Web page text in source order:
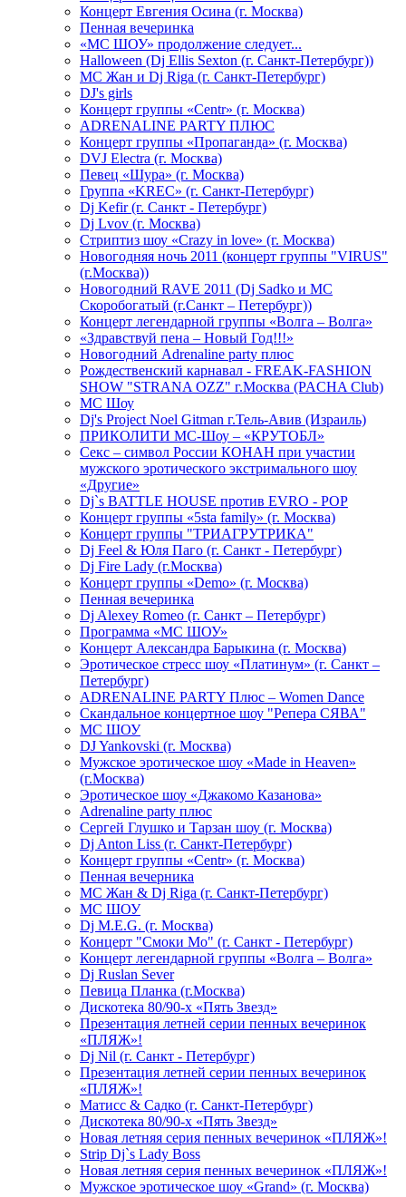
Концерт Евгения Осина (г. Москва)
Пенная вечеринка
«МС ШОУ» продолжение следует...
Halloween (Dj Ellis Sexton (г. Санкт-Петербург))
МС Жан и Dj Riga (г. Санкт-Петербург)
DJ's girls
Концерт группы «Centr» (г. Москва)
ADRENALINE PARTY ПЛЮС
Концерт группы «Пропаганда» (г. Москва)
DVJ Electra (г. Москва)
Певец «Шура» (г. Москва)
Группа «KREC» (г. Санкт-Петербург)
Dj Kefir (г. Санкт - Петербург)
Dj Lvov (г. Москва)
Стриптиз шоу «Crazy in love» (г. Москва)
Новогодняя ночь 2011 (концерт группы "VIRUS"
(г.Москва))
Новогодний RAVE 2011 (Dj Sadko и MC
Скоробогатый (г.Санкт – Петербург))
Концерт легендарной группы «Волга – Волга»
«Здравствуй пена – Новый Год!!!»
Новогодний Adrenaline party плюс
Рождественский карнавал - FREAK-FASHION
SHOW "STRANA OZZ" г.Москва (PACHA Club)
MC Шоу
Dj's Project Noel Gitman г.Тель-Авив (Израиль)
ПРИКОЛИТИ МС-Шоу – «КРУТОБЛ»
Секс – символ России КОНАН при участии
мужского эротического экстримального шоу
«Другие»
Dj`s BATTLE HOUSE против EVRO - POP
Концерт группы «5sta family» (г. Москва)
Концерт группы "ТРИАГРУТРИКА"
Dj Feel & Юля Паго (г. Санкт - Петербург)
Dj Fire Lady (г.Москва)
Концерт группы «Demo» (г. Москва)
Пенная вечеринка
Dj Alexey Romeo (г. Санкт – Петербург)
Программа «МС ШОУ»
Концерт Александра Барыкина (г. Москва)
Эротическое стресс шоу «Платинум» (г. Санкт –
Петербург)
ADRENALINE PARTY Плюс – Women Dance
Скандальное концертное шоу "Репера СЯВА"
МС ШОУ
DJ Yankovski (г. Москва)
Мужское эротическое шоу «Made in Heaven»
(г.Москва)
Эротическое шоу «Джакомо Казанова»
Adrenaline party плюс
Сергей Глушко и Тарзан шоу (г. Москва)
Dj Anton Liss (г. Санкт-Петербург)
Концерт группы «Centr» (г. Москва)
Пенная вечерника
МС Жан & Dj Riga (г. Санкт-Петербург)
МС ШОУ
Dj M.E.G. (г. Москва)
Концерт "Смоки Мо" (г. Санкт - Петербург)
Концерт легендарной группы «Волга – Волга»
Dj Ruslan Sever
Певица Планка (г.Москва)
Дискотека 80/90-х «Пять Звезд»
Презентация летней серии пенных вечеринок
«ПЛЯЖ»!
Dj Nil (г. Санкт - Петербург)
Презентация летней серии пенных вечеринок
«ПЛЯЖ»!
Матисс & Садко (г. Санкт-Петербург)
Дискотека 80/90-х «Пять Звезд»
Новая летняя серия пенных вечеринок «ПЛЯЖ»!
Strip Dj`s Lady Boss
Новая летняя серия пенных вечеринок «ПЛЯЖ»!
Мужское эротическое шоу «Grand» (г. Москва)